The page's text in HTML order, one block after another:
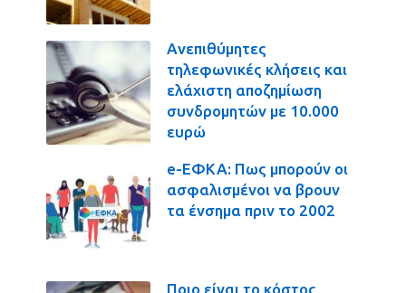
Ανεπιθύμητες
τηλεφωνικές κλήσεις και
ελάχιστη αποζημίωση
συνδρομητών με 10.000
ευρώ
e-ΕΦΚΑ: Πως μπορούν οι
ασφαλισμένοι να βρουν
τα ένσημα πριν το 2002
Ποιο είναι το κόστος